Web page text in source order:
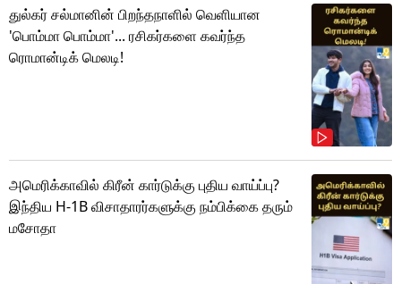
துல்கர் சல்மானின் பிறந்தநாளில் வெளியான
'பொம்மா பொம்மா'... ரசிகர்களை கவர்ந்த
ரொமான்டிக் மெலடி!
அமெரிக்காவில் கிரீன் கார்டுக்கு புதிய வாய்ப்பு?
இந்திய H-1B விசாதாரர்களுக்கு நம்பிக்கை தரும்
மசோதா